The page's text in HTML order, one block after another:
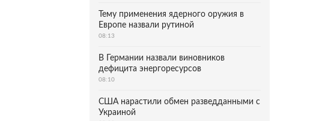
Тему применения ядерного оружия в
Европе назвали рутиной
08:13
В Германии назвали виновников
дефицита энергоресурсов
08:10
США нарастили обмен разведданными с
Украиной